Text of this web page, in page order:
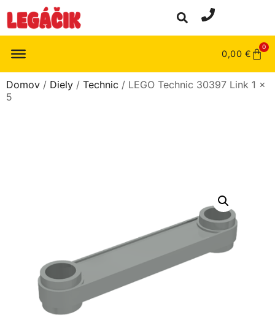
0,00 €
0
Domov / Diely / Technic / LEGO Technic 30397 Link 1 x
5